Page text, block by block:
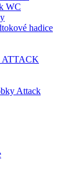
WC
hadice
ATTACK
Attack